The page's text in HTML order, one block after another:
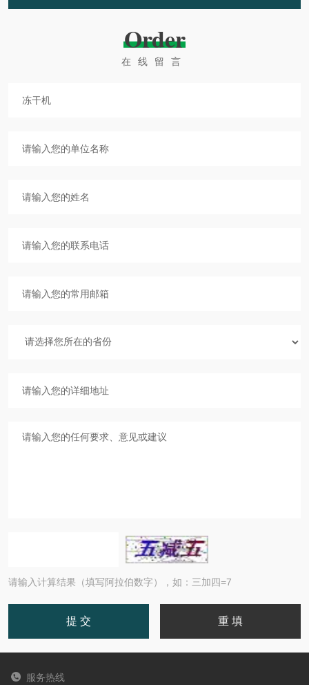
Order
在线留言
请输入计算结果（填写阿拉伯数字），如：三加四=7
服务热线